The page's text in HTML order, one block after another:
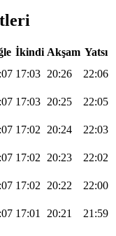
İkindi Akşam Yatsı
17:03 20:26
22:06
17:03 20:25
22:05
17:02 20:24
22:03
17:02 20:23
22:02
17:02 20:22
22:00
17:01 20:21
21:59